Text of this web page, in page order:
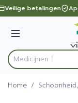
Ga naar de inhoud
1 van 1
Veilige betalingen
Menu
Product, merk,
Home /